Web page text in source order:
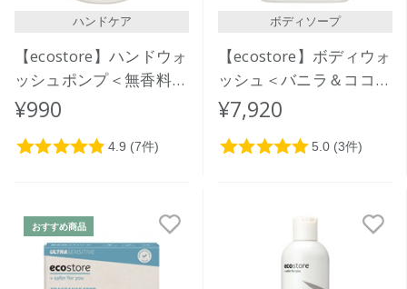
ハンドケア
【ecostore】ハンドウォ
ッシュポンプ＜無香料＞
300mL
¥990
ボディソープ
【ecostore】ボディウォ
ッシュ＜バニラ＆ココナ
ッツ＞5L
¥7,920
おすすめ商品